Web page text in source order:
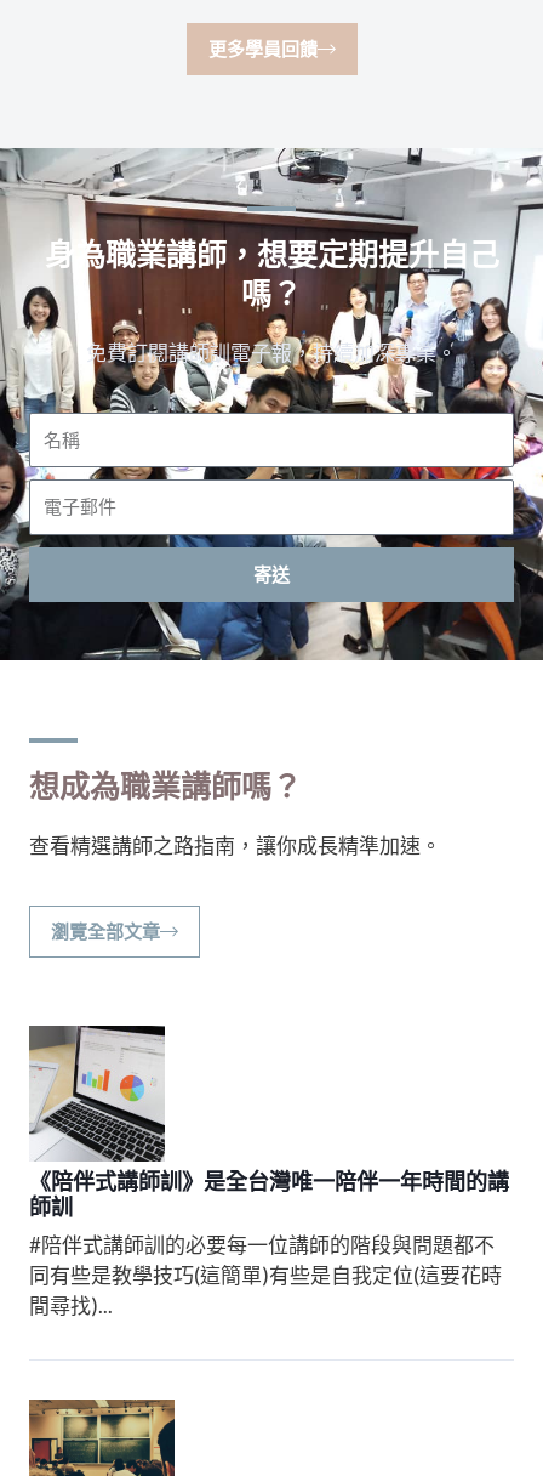
更多學員回饋
身為職業講師，想要定期提升自己
嗎？
免費訂閱講師訓電子報，持續加深專業。
名
稱
電
子
郵
件
寄送
想成為職業講師嗎？
查看精選講師之路指南，讓你成長精準加速。
瀏覽全部文章
《陪伴式講師訓》是全台灣唯一陪伴一年時間的講
師訓​
#陪伴式講師訓的必要​ 每一位講師的階段與問題都不
同​ 有些是教學技巧(這簡單)​ 有些是自我定位(這要花時
間尋找)​...